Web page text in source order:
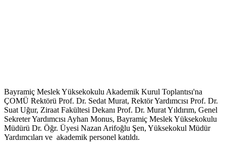
Bayramiç Meslek Yüksekokulu Akademik Kurul Toplantısı'na
ÇOMÜ Rektörü Prof. Dr. Sedat Murat, Rektör Yardımcısı Prof. Dr.
Suat Uğur, Ziraat Fakültesi Dekanı Prof. Dr. Murat Yıldırım, Genel
Sekreter Yardımcısı Ayhan Monus, Bayramiç Meslek Yüksekokulu
Müdürü Dr. Öğr. Üyesi Nazan Arifoğlu Şen, Yüksekokul Müdür
Yardımcıları ve akademik personel katıldı.